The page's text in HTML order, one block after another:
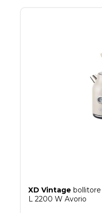
XD Vintage
L 2200 W Avorio